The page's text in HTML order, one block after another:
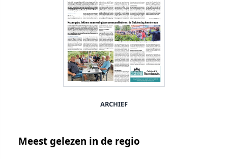
ARCHIEF
Meest gelezen in de regio